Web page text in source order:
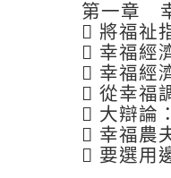
第一章
 將福祉
 幸福經
 幸福經
 從幸福
 大辯論
 幸福農
 要選用